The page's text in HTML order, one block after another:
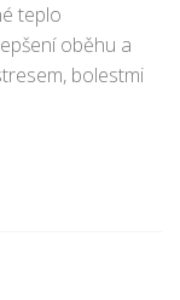
teplo
oběhu a
bolestmi